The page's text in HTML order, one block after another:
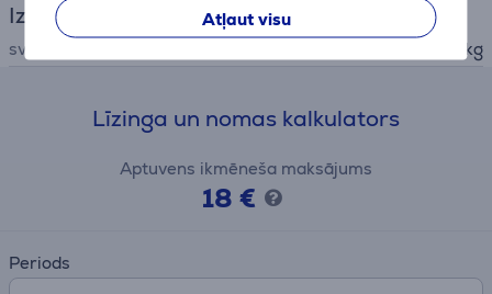
Atļaut visu
Izmēri
svars 8,6 kg
Līzinga un nomas kalkulators
Aptuvens ikmēneša maksājums
18 €
Periods